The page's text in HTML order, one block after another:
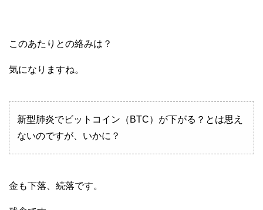
このあたりとの絡みは？
気になりますね。
新型肺炎でビットコイン（BTC）が下がる？とは思え
ないのですが、いかに？
金も下落、続落です。